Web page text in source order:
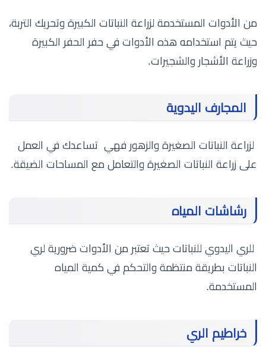
من الأدوات المستخدمة لزراعة النباتات الكبيرة وتحريك التربة،
حيث يتم استخدامه هذه الأدوات في حفر الحفر الكبيرة
وزراعة الأشجار والشجيرات.
المجارف اليدوية
لزراعة النباتات الصغيرة والزهور فهي تساعدك في العمل
على زراعة النباتات الصغيرة والتعامل مع المساحات الضيقة.
رشاشات المياه
للري اليدوي للنباتات حيث تعتبر من الأدوات ضرورية لري
النباتات بطريقة منتظمة والتحكم في كمية المياه
المستخدمة.
خراطيم الري